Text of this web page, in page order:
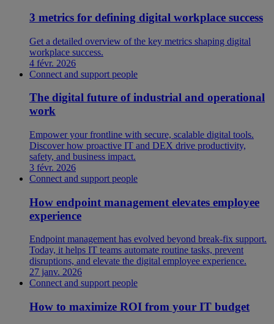
3 metrics for defining digital workplace success
Get a detailed overview of the key metrics shaping digital
workplace success.
4 févr. 2026
Connect and support people
The digital future of industrial and operational
work
Empower your frontline with secure, scalable digital tools.
Discover how proactive IT and DEX drive productivity,
safety, and business impact.
3 févr. 2026
Connect and support people
How endpoint management elevates employee
experience
Endpoint management has evolved beyond break-fix support.
Today, it helps IT teams automate routine tasks, prevent
disruptions, and elevate the digital employee experience.
27 janv. 2026
Connect and support people
How to maximize ROI from your IT budget